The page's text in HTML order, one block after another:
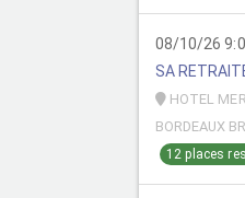
08/10/26
SA
HOTEL
BORDEAUX
12 places